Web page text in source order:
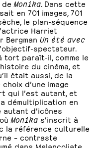
Monika . Dans cette
en 701 images, 701
le plan-séquence
Harriet
Bergman Un été avec
spectateur.
tort paraît-il, comme le
du cinéma, et
était aussi, de la
d’une image
qui l’est autant, et
démultiplication en
autant d’icônes
Monika s’inscrit à
la référence culturelle
– contraste
dans Melancoliate,